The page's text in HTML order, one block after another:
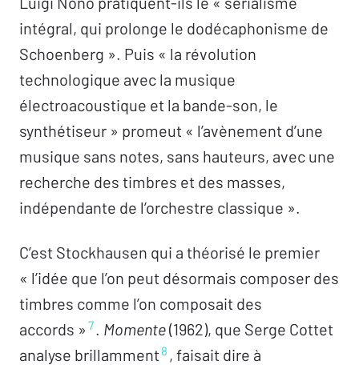
intégral, qui prolonge le dodécaphonisme de
Schoenberg ». Puis « la révolution
technologique avec la musique
électroacoustique et la bande-son, le
synthétiseur » promeut « l’avènement d’une
musique sans notes, sans hauteurs, avec une
recherche des timbres et des masses,
indépendante de l’orchestre classique ».
C’est Stockhausen qui a théorisé le premier
« l’idée que l’on peut désormais composer des
timbres comme l’on composait des
accords » 7. Momente(1962), que Serge Cottet
analyse brillamment8 , faisait dire à